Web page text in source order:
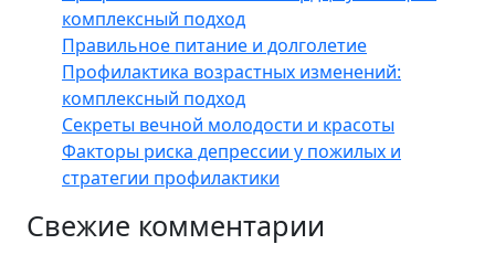
комплексный подход
Правильное питание и долголетие
Профилактика возрастных изменений:
комплексный подход
Секреты вечной молодости и красоты
Факторы риска депрессии у пожилых и
стратегии профилактики
Свежие комментарии